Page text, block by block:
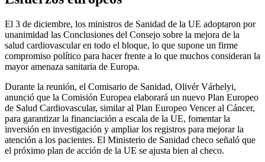
El 3 de diciembre, los ministros de Sanidad de la UE adoptaron por
unanimidad las Conclusiones del Consejo sobre la mejora de la
salud cardiovascular en todo el bloque, lo que supone un firme
compromiso político para hacer frente a lo que muchos consideran la
mayor amenaza sanitaria de Europa.
Durante la reunión, el Comisario de Sanidad, Olivér Várhelyi,
anunció que la Comisión Europea elaborará un nuevo Plan Europeo
de Salud Cardiovascular, similar al Plan Europeo Vencer al Cáncer,
para garantizar la financiación a escala de la UE, fomentar la
inversión en investigación y ampliar los registros para mejorar la
atención a los pacientes. El Ministerio de Sanidad checo señaló que
el próximo plan de acción de la UE se ajusta bien al checo.